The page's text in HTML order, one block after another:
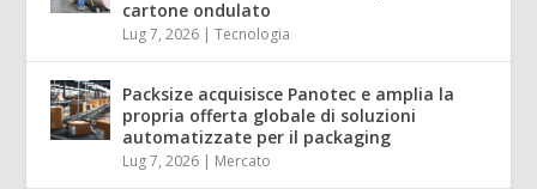
cartone ondulato
Lug 7, 2026 |Tecnologia
Packsize acquisisce Panotec e amplia la
propria offerta globale di soluzioni
automatizzate per il packaging
Lug 7, 2026 | Mercato